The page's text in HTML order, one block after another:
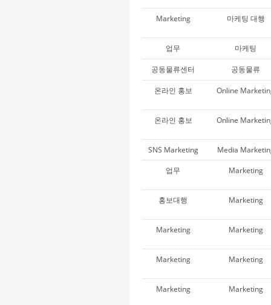
Marketing 마케팅 대행
업무 마케팅
공동물류센터 공동물류
온라인 홍보 Online
온라인 홍보 Online
SNS Marketing
Media
업무
Marketing
홍보대행 Marketing
Marketing Marketing
Marketing Marketing
Marketing Marketing